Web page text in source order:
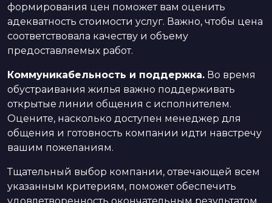
формирования цен поможет вам оценить
адекватность стоимости услуг. Важно, чтобы цена
соответствовала качеству и объему
предоставляемых работ.
Коммуникабельность и поддержка. Во время
обустраивания жилья важно поддерживать
открытые линии общения с исполнителем.
Оцените, насколько доступен менеджер для
общения и готовность компании идти навстречу
вашим пожеланиям.
Тщательный выбор компании, отвечающей всем
указанным критериям, поможет обеспечить